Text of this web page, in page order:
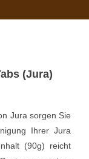
(Jura)
Jura sorgen Sie
Ihrer Jura
(90g) reicht